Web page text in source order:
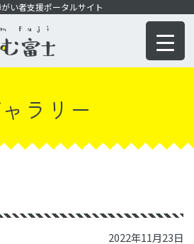
い者支援ポータルサイト
ラリー
2022年11月23日